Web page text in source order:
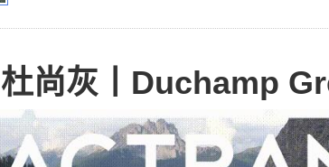
杜尚灰丨 Duchamp